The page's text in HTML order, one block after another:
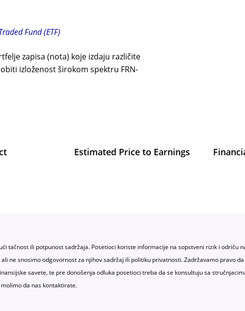
Fund (ETF)
zapisa (nota) koje izdaju različite
izloženost širokom spektru FRN-
Estimated Price to Earnings
tačnost ili potpunost sadržaja. Posetioci koriste informacije na sopstveni rizik i odriču
ne snosimo odgovornost za njihov sadržaj ili politiku privatnosti. Zadržavamo pravo
savete, te pre donošenja odluka posetioci treba da se konsultuju sa
da nas kontaktirate.